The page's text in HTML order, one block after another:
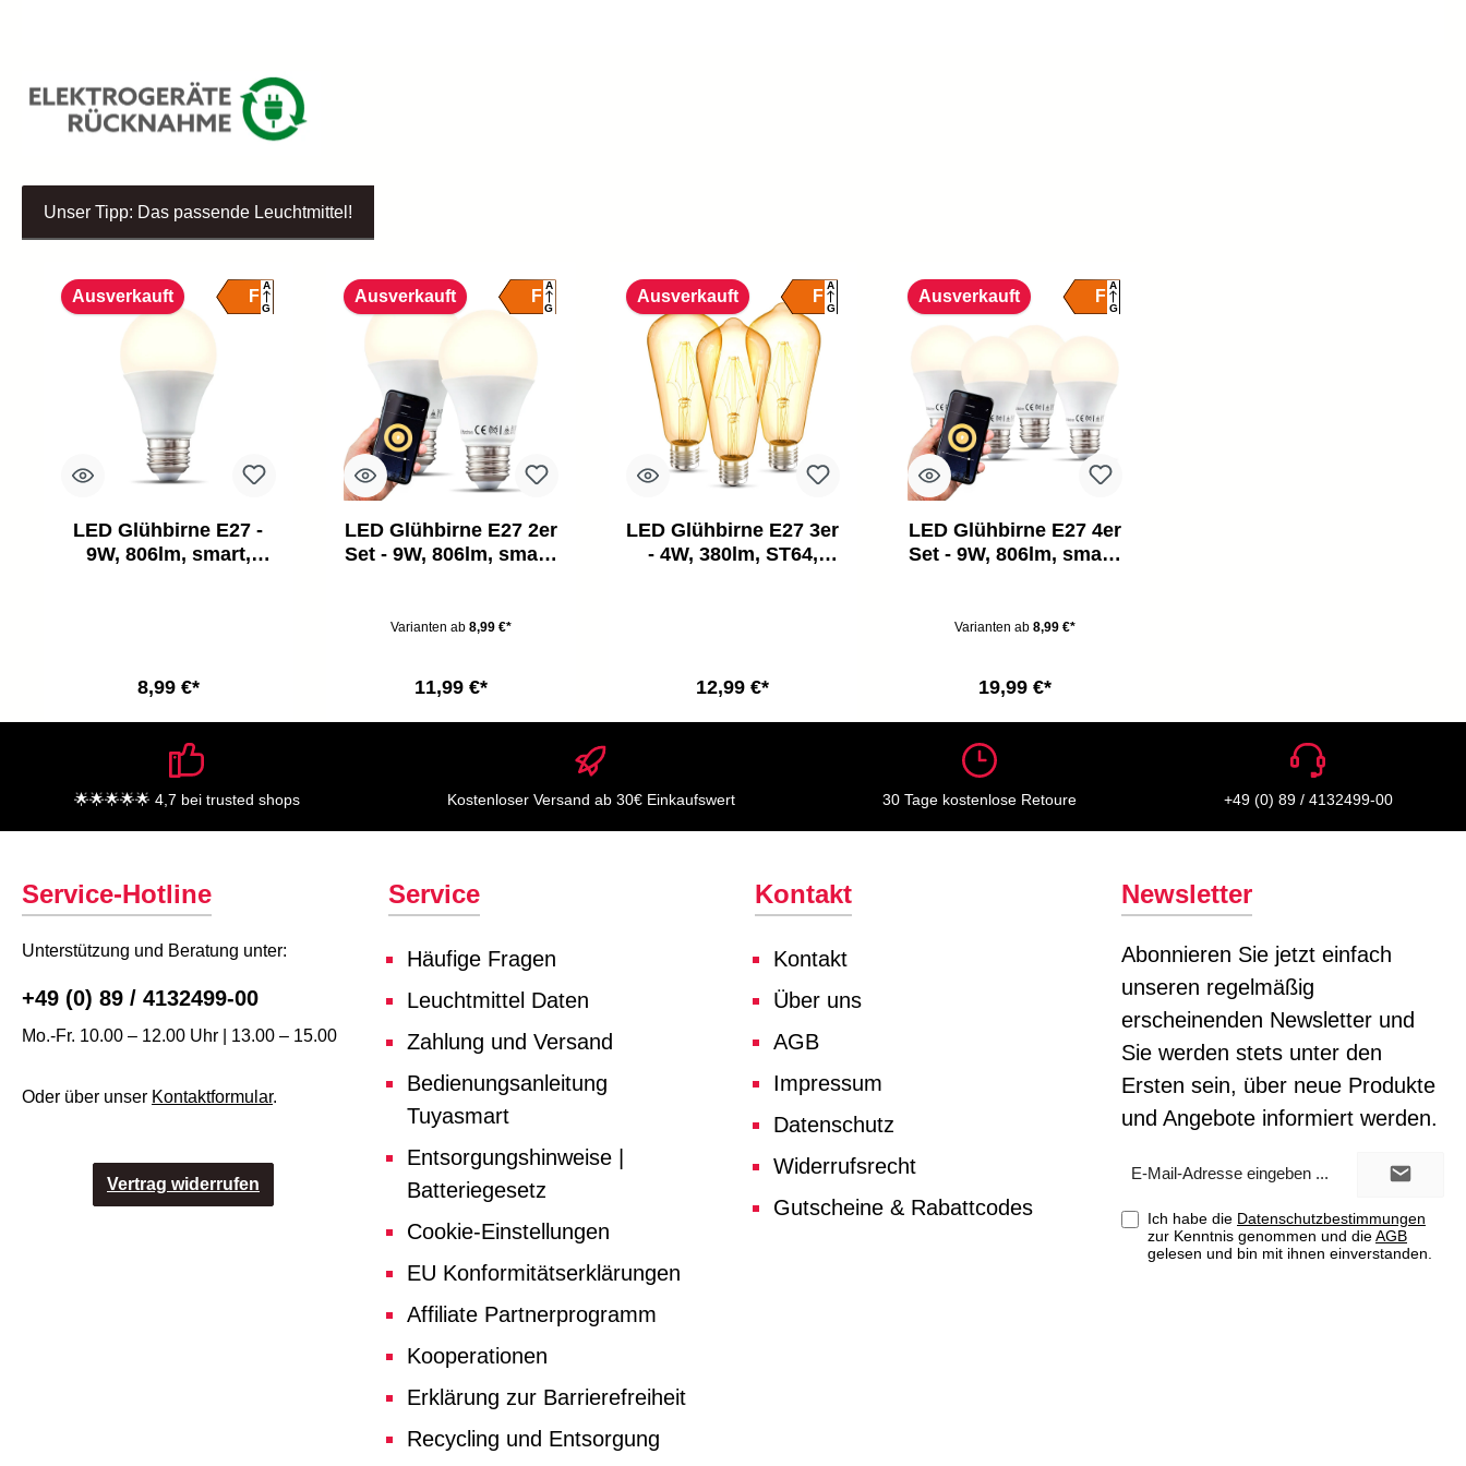
Unser Tipp: Das passende Leuchtmittel!
Ausverkauft
F
A
G
LED Glühbirne E27 -
9W, 806lm, smart,
8,99 €*
Ausverkauft F
A
G
LED Glühbirne E27 2er
Set - 9W, 806lm, smart,
Varianten ab8,99 €*
11,99 €*
Ausverkauft F
A
G
LED Glühbirne E27 3er
- 4W, 380lm, ST64,
12,99 €*
Ausverkauft F
A
G
LED Glühbirne E27 4er
Set - 9W, 806lm, smart,
Varianten ab 8,99 €*
19,99 €*
🌟🌟🌟🌟🌟 4,7 bei trusted shops Kostenloser Versand ab 30€ Einkaufswert 30 Tage kostenlose Retoure +49 (0) 89 / 4132499-00
Service-Hotline
Unterstützung und Beratung unter:
+49 (0) 89 / 4132499-00
Mo.-Fr. 10.00 – 12.00 Uhr | 13.00 – 15.00
Oder über unser Kontaktformular.
Vertrag widerrufen
Service
Häufige Fragen
Leuchtmittel Daten
Zahlung und Versand
Bedienungsanleitung
Tuyasmart
Entsorgungshinweise |
Batteriegesetz
Cookie-Einstellungen
EU Konformitätserklärungen
Affiliate Partnerprogramm
Kooperationen
Erklärung zur Barrierefreiheit
Recycling und Entsorgung
Kontakt
Kontakt
Über uns
AGB
Impressum
Datenschutz
Widerrufsrecht
Gutscheine & Rabattcodes
Newsletter
Abonnieren Sie jetzt einfach
unseren regelmäßig
erscheinenden Newsletter und
Sie werden stets unter den
Ersten sein, über neue Produkte
und Angebote informiert werden.
Mail-
Ich habe die Datenschutzbestimmungen
zur Kenntnis genommen und dieAGB
gelesen und bin mit ihnen einverstanden.